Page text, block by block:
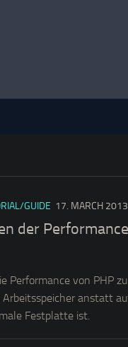
GUIDE 17. MARCH 2013
der
Performance von PHP
anstatt
Festplatte ist.